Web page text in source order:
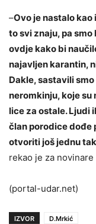
–Ovo je nastalo
to svi znaju, pa
ovdje kako bi
najavljen karantin,
Dakle, sastavili
neromkinju, koje su
lice za ostale. Ljudi
član porodice dođe
otvoriti još jednu
rekao je za novinare
(portal-udar.net)
IZVOR D.Mrkić